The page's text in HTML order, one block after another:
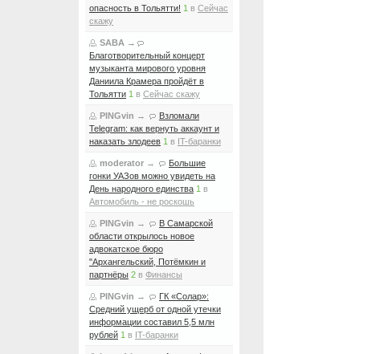
опасность в Тольятти! 1 в Сейчас
скажу
SABA →
Благотворительный концерт
музыканта мирового уровня
Даниила Крамера пройдёт в
Тольятти 1 в Сейчас скажу
PINGvin →
Взломали
Telegram: как вернуть аккаунт и
наказать злодеев 1 в IT-баранки
moderator →
Большие
гонки УАЗов можно увидеть на
День народного единства 1 в
Автомобиль - не роскошь
PINGvin →
В Самарской
области открылось новое
адвокатское бюро
"Архангельский, Потёмкин и
партнёры 2 в Финансы
PINGvin →
ГК «Солар»:
Средний ущерб от одной утечки
информации составил 5,5 млн
рублей 1 в IT-баранки